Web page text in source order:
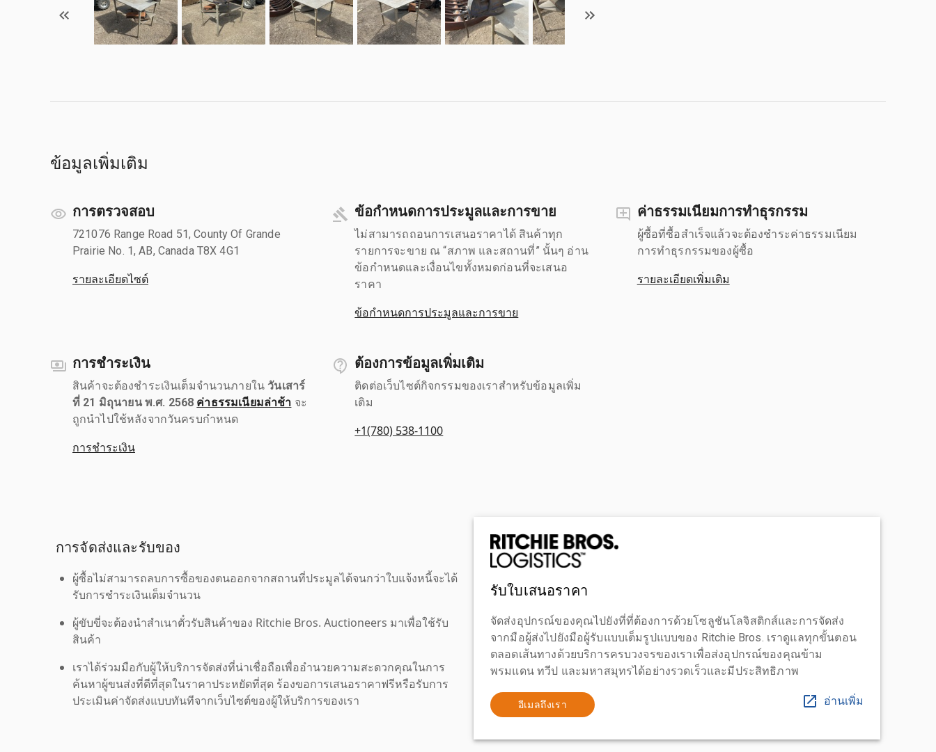
ข้อมูลเพิ่มเติม
การตรวจสอบ
721076 Range Road 51, County Of Grande
Prairie No. 1, AB, Canada T8X 4G1
รายละเอียดไซต์
ข้อกำหนดการประมูลและการขาย
ไม่สามารถถอนการเสนอราคาได้ สินค้าทุก
รายการจะขาย ณ “สภาพ และสถานที่” นั้นๆ อ่าน
ข้อกำหนดและเงื่อนไขทั้งหมดก่อนที่จะเสนอ
ราคา
ข้อกำหนดการประมูลและการขาย
ค่าธรรมเนียมการทำธุรกรรม
ผู้ซื้อที่ซื้อสำเร็จแล้วจะต้องชำระค่าธรรมเนียม
การทำธุรกรรมของผู้ซื้อ
รายละเอียดเพิ่มเติม
การชำระเงิน
สินค้าจะต้องชำระเงินเต็มจำนวนภายใน วันเสาร์
ที่ 21 มิถุนายน พ.ศ. 2568 ค่าธรรมเนียมล่าช้า จะ
ถูกนำไปใช้หลังจากวันครบกำหนด
การชำระเงิน
ต้องการข้อมูลเพิ่มเติม
ติดต่อเว็บไซต์กิจกรรมของเราสำหรับข้อมูลเพิ่ม
เติม
+1(780) 538-1100
การจัดส่งและรับของ
ผู้ซื้อไม่สามารถลบการซื้อของตนออกจากสถานที่ประมูลได้จนกว่าใบแจ้งหนี้จะได้
รับการชำระเงินเต็มจำนวน
ผู้ขับขี่จะต้องนำสำเนาตั๋วรับสินค้าของ Ritchie Bros. Auctioneers มาเพื่อใช้รับ
สินค้า
เราได้ร่วมมือกับผู้ให้บริการจัดส่งที่น่าเชื่อถือเพื่ออำนวยความสะดวกคุณในการ
ค้นหาผู้ขนส่งที่ดีที่สุดในราคาประหยัดที่สุด ร้องขอการเสนอราคาฟรีหรือรับการ
ประเมินค่าจัดส่งแบบทันทีจากเว็บไซต์ของผู้ให้บริการของเรา
รับใบเสนอราคา
จัดส่งอุปกรณ์ของคุณไปยังที่ที่ต้องการด้วยโซลูชันโลจิสติกส์และการจัดส่ง
จากมือผู้ส่งไปยังมือผู้รับแบบเต็มรูปแบบของ Ritchie Bros. เราดูแลทุกขั้นตอน
ตลอดเส้นทางด้วยบริการครบวงจรของเราเพื่อส่งอุปกรณ์ของคุณข้าม
พรมแดน ทวีป และมหาสมุทรได้อย่างรวดเร็วและมีประสิทธิภาพ
อีเมลถึงเรา อ่านเพิ่ม